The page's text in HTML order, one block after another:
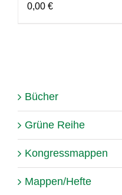
0,00 €
Bücher
Grüne Reihe
Kongressmappen
Mappen/Hefte